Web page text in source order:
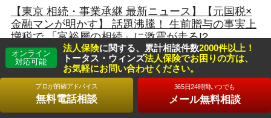
【東京 相続・事業承継 最新ニュース】【元国税×
金融マンが明かす】 話題沸騰！ 生前贈与の事実上
増税で 「富裕層の相続」に激震が走る!?
【東京 相続・事業承継 最新ニュース】相続対策を
後回しにする人ほど損をする納得事情
【東京 相続・事業承継 最新ニュース】成年後見は
高齢者の財産を守っているのか大疑問
オンライン
対応可能
法人保険に関する、累計相談件数2000件以上！
トータス・ウィンズ法人保険でお困りの方は、
お気軽にお問い合わせください。
プロが的確アドバイス
無料電話相談
365日24時間いつでも
メール無料相談